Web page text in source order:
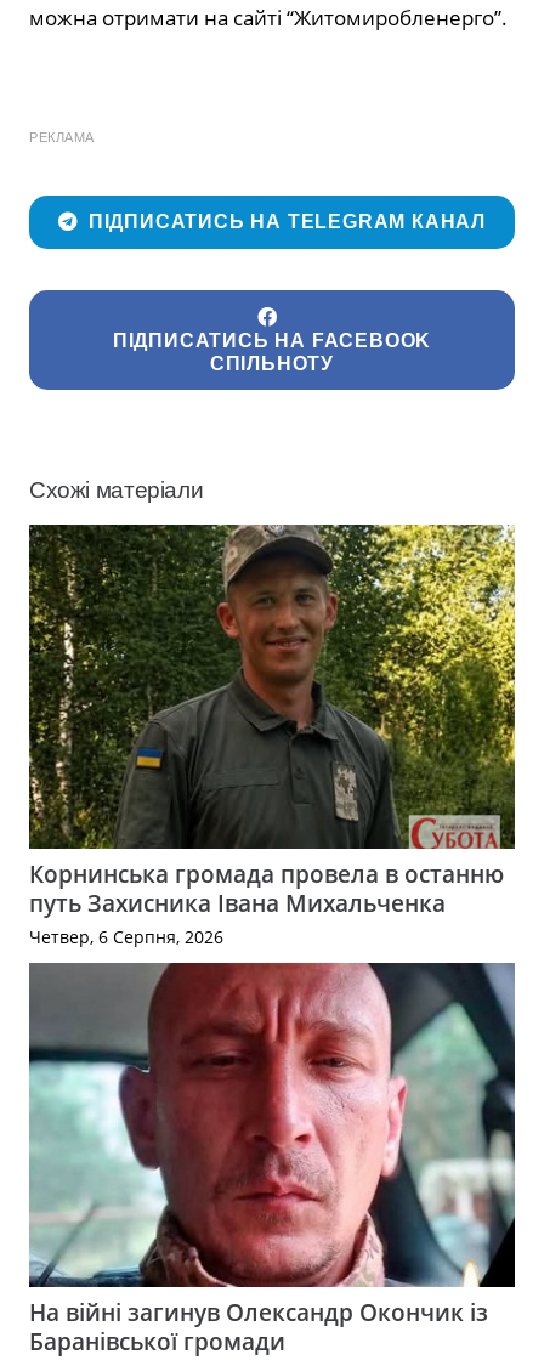
можна отримати на сайті “Житомиробленерго”.
РЕКЛАМА
ПІДПИСАТИСЬ НА TELEGRAM КАНАЛ
ПІДПИСАТИСЬ НА FACEBOOK
СПІЛЬНОТУ
Схожі матеріали
Корнинська громада провела в останню
путь Захисника Івана Михальченка
Четвер, 6 Серпня, 2026
На війні загинув Олександр Окончик із
Баранівської громади